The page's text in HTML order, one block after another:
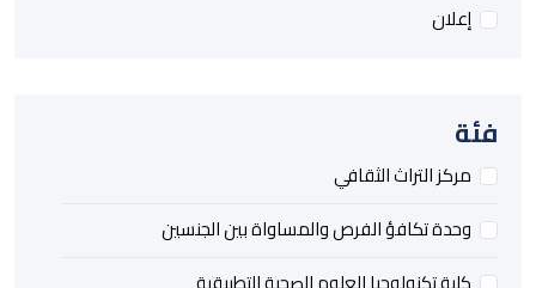
إعلان
فئة
مركز التراث الثقافي
وحدة تكافؤ الفرص والمساواة بين الجنسين